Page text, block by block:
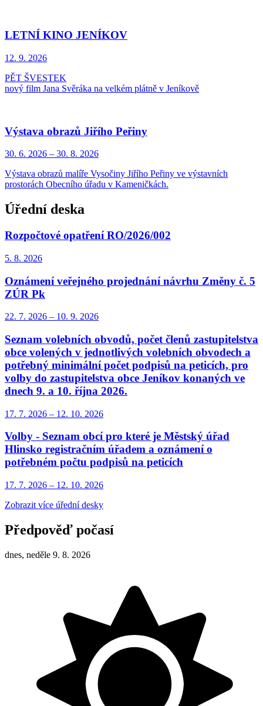
LETNÍ KINO JENÍKOV
12. 9. 2026
PĚT ŠVESTEK
nový film Jana Svěráka na velkém plátně v Jeníkově
Výstava obrazů Jiřího Peřiny
30. 6. 2026 – 30. 8. 2026
Výstava obrazů malíře Vysočiny Jiřího Peřiny ve výstavních
prostorách Obecního úřadu v Kameničkách.
Úřední deska
Rozpočtové opatření RO/2026/002
5. 8. 2026
Oznámení veřejného projednání návrhu Změny č. 5
ZÚR Pk
22. 7. 2026 – 10. 9. 2026
Seznam volebních obvodů, počet členů zastupitelstva
obce volených v jednotlivých volebních obvodech a
potřebný minimální počet podpisů na peticích, pro
volby do zastupitelstva obce Jeníkov konaných ve
dnech 9. a 10. října 2026.
17. 7. 2026 – 12. 10. 2026
Volby - Seznam obcí pro které je Městský úřad
Hlinsko registračním úřadem a oznámení o
potřebném počtu podpisů na peticích
17. 7. 2026 – 12. 10. 2026
Zobrazit více úřední desky
Předpověď počasí
dnes, neděle 9. 8. 2026